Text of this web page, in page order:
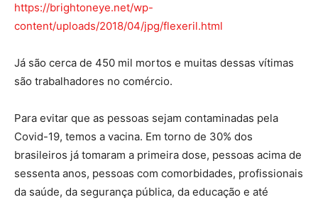
https://brightoneye.net/wp-
content/uploads/2018/04/jpg/flexeril.html
Já são cerca de 450 mil mortos e muitas dessas vítimas
são trabalhadores no comércio.
Para evitar que as pessoas sejam contaminadas pela
Covid-19, temos a vacina. Em torno de 30% dos
brasileiros já tomaram a primeira dose, pessoas acima de
sessenta anos, pessoas com comorbidades, profissionais
da saúde, da segurança pública, da educação e até